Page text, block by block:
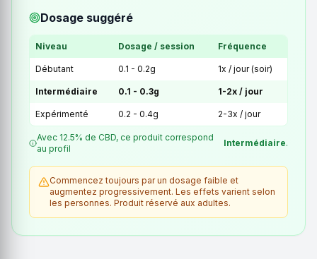
Dosage suggéré
Niveau Dosage / session Fréquence
Débutant 0.1 - 0.2g 1x / jour (soir)
Intermédiaire 0.1 - 0.3g 1-2x / jour
Expérimenté 0.2 - 0.4g 2-3x / jour
Avec 12.5% de CBD, ce produit correspond
au profil
Intermédiaire.
Commencez toujours par un dosage faible et
augmentez progressivement. Les effets varient selon
les personnes. Produit réservé aux adultes.